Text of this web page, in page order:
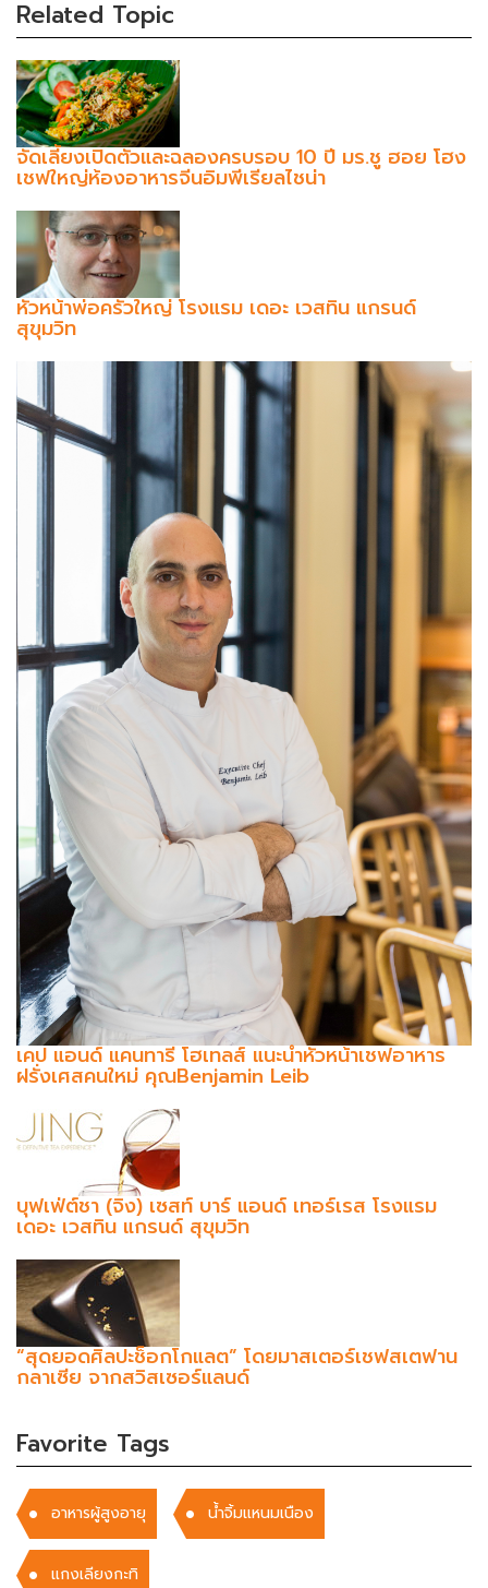
Related Topic
จัดเลี้ยงเปิดตัวและฉลองครบรอบ 10 ปี มร.ชู ฮอย โฮง
เชฟใหญ่ห้องอาหารจีนอิมพีเรียลไชน่า
หัวหน้าพ่อครัวใหญ่ โรงแรม เดอะ เวสทิน แกรนด์
สุขุมวิท
เคป แอนด์ แคนทารี โฮเทลส์ แนะนำหัวหน้าเชฟอาหาร
ฝรั่งเศสคนใหม่ คุณBenjamin Leib
บุฟเฟ่ต์ชา (จิง) เซสท์ บาร์ แอนด์ เทอร์เรส โรงแรม
เดอะ เวสทิน แกรนด์ สุขุมวิท
“สุดยอดศิลปะช็อกโกแลต” โดยมาสเตอร์เชฟสเตฟาน
กลาเซีย จากสวิสเซอร์แลนด์
Favorite Tags
อาหารผู้สูงอายุ น้ำจิ้มแหนมเนือง
แกงเลียงกะทิ